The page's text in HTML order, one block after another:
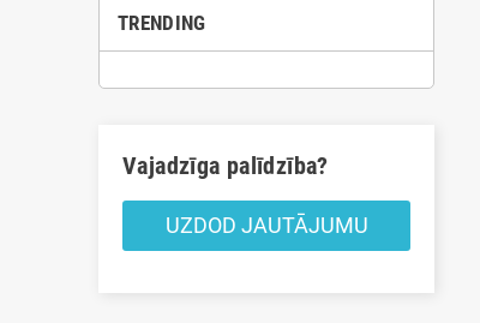
TRENDING
Vajadzīga palīdzība?
UZDOD JAUTĀJUMU